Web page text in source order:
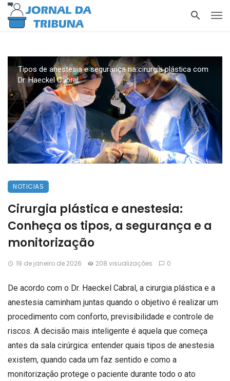
Tipos de anestesia e segurança na cirurgia plástica com
Dr. Haeckel Cabral.
NOTICIAS
Cirurgia plástica e anestesia:
Conheça os tipos, a segurança e a
monitorização
19 de janeiro de 2026 208 visualizações 0
De acordo com o Dr. Haeckel Cabral, a cirurgia plástica e a
anestesia caminham juntas quando o objetivo é realizar um
procedimento com conforto, previsibilidade e controle de
riscos. A decisão mais inteligente é aquela que começa
antes da sala cirúrgica: entender quais tipos de anestesia
existem, quando cada um faz sentido e como a
monitorização protege o paciente durante todo o ato